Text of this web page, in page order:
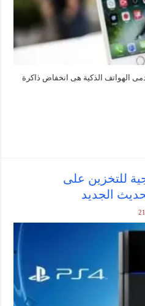
الهواتف الذكية هى انخفاض ذاكرة
للتخزين على